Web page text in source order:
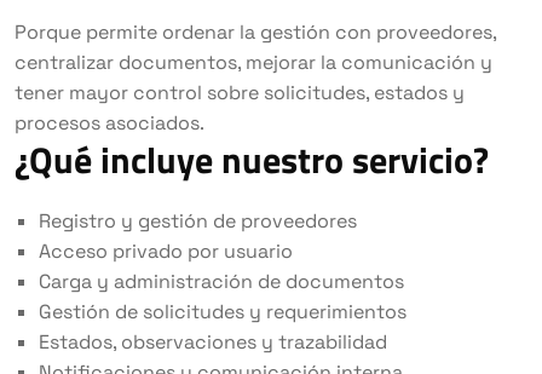
Porque permite ordenar la gestión con proveedores,
centralizar documentos, mejorar la comunicación y
tener mayor control sobre solicitudes, estados y
procesos asociados.
¿Qué incluye nuestro servicio?
Registro y gestión de proveedores
Acceso privado por usuario
Carga y administración de documentos
Gestión de solicitudes y requerimientos
Estados, observaciones y trazabilidad